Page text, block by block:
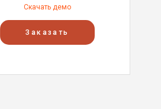
Скачать демо
Заказать